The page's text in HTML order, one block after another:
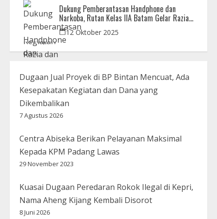
Dukung Pemberantasan Handphone dan
Narkoba, Rutan Kelas IIA Batam Gelar Razia
Bersama Aparat Penegak Hukum
12 Oktober 2025
Dugaan Jual Proyek di BP Bintan Mencuat, Ada
Kesepakatan Kegiatan dan Dana yang
Dikembalikan
7 Agustus 2026
Centra Abiseka Berikan Pelayanan Maksimal
Kepada KPM Padang Lawas
29 November 2023
Kuasai Dugaan Peredaran Rokok Ilegal di Kepri,
Nama Aheng Kijang Kembali Disorot
8 Juni 2026